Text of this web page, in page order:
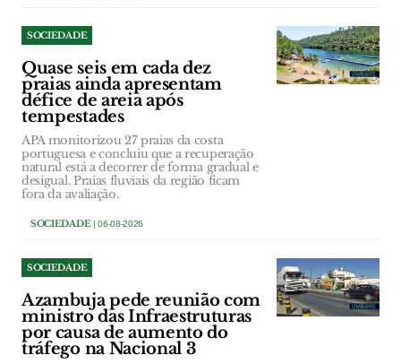
SOCIEDADE
Quase seis em cada dez
praias ainda apresentam
défice de areia após
tempestades
APA monitorizou 27 praias da costa
portuguesa e concluiu que a recuperação
natural está a decorrer de forma gradual e
desigual. Praias fluviais da região ficam
fora da avaliação.
SOCIEDADE| 06-08-2026
SOCIEDADE
Azambuja pede reunião com
ministro das Infraestruturas
por causa de aumento do
tráfego na Nacional 3